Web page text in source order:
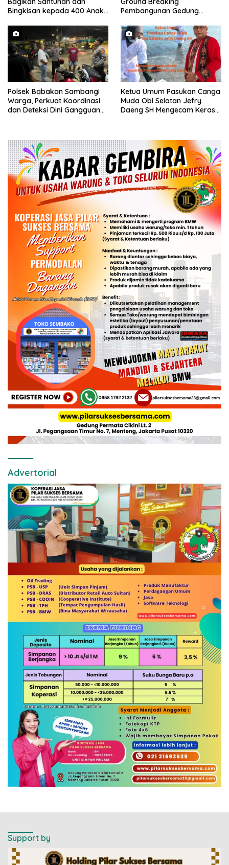
Bingkisan kepada 400 Anak
Pembangunan Gedung
Provinsi Banten
Polsek Babakan Sambangi
Warga, Perkuat Koordinasi
dan Deteksi Dini Gangguan
Ketua Umum Pasukan Canga
Muda Obi Selatan Jefry
Daeng SH Mengecam Keras
Advertorial
Support by